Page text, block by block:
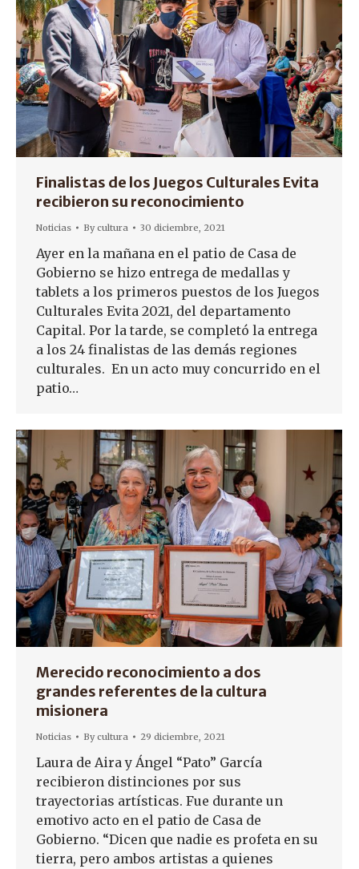
Finalistas de los Juegos Culturales Evita
recibieron su reconocimiento
Noticias Bycultura 30 diciembre, 2021
Ayer en la mañana en el patio de Casa de
Gobierno se hizo entrega de medallas y
tablets a los primeros puestos de los Juegos
Culturales Evita 2021, del departamento
Capital. Por la tarde, se completó la entrega
a los 24 finalistas de las demás regiones
culturales. En un acto muy concurrido en el
patio…
Merecido reconocimiento a dos
grandes referentes de la cultura
misionera
Noticias Bycultura 29 diciembre, 2021
Laura de Aira y Ángel “Pato” García
recibieron distinciones por sus
trayectorias artísticas. Fue durante un
emotivo acto en el patio de Casa de
Gobierno. “Dicen que nadie es profeta en su
tierra, pero ambos artistas a quienes